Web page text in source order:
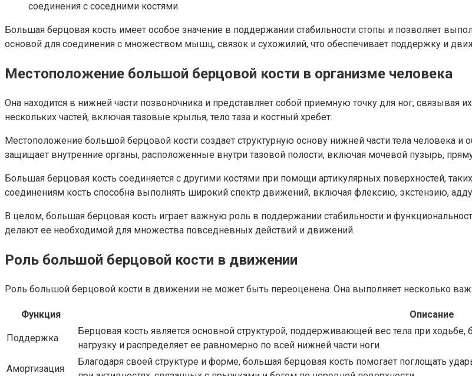
соединения с соседними костями.
Большая берцовая кость имеет особое значение в поддержании стабильности стопы и позволяет
основой для соединения с множеством мышц, связок и сухожилий, что обеспечивает поддержку и
Местоположение большой берцовой кости в организме человека
Она находится в нижней части позвоночника и представляет собой приемную точку для ног, связывая
нескольких частей, включая тазовые крылья, тело таза и костный хребет.
Местоположение большой берцовой кости создает структурную основу нижней части тела человека и
защищает внутренние органы, расположенные внутри тазовой полости, включая мочевой пузырь,
Большая берцовая кость соединяется с другими костями при помощи артикулярных поверхностей,
соединениям кость способна выполнять широкий спектр движений, включая флексию, экстензию,
В целом, большая берцовая кость играет важную роль в поддержании стабильности и
делают ее необходимой для множества повседневных действий и движений.
Роль большой берцовой кости в движении
Роль большой берцовой кости в движении не может быть переоценена. Она выполняет несколько
Функция Описание
Поддержка
Берцовая кость является основной структурой, поддерживающей вес тела при ходьбе,
нагрузку и распределяет ее равномерно по всей нижней части ноги.
Амортизация
Благодаря своей структуре и форме, большая берцовая кость помогает поглощать